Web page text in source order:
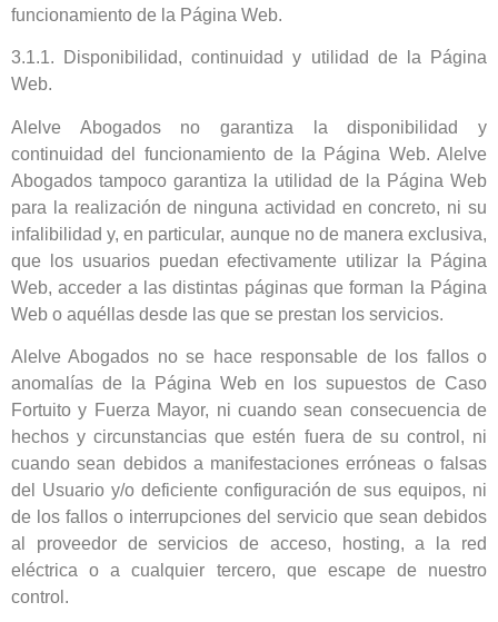
funcionamiento de la Página Web.
3.1.1. Disponibilidad, continuidad y utilidad de la Página
Web.
Alelve Abogados no garantiza la disponibilidad y
continuidad del funcionamiento de la Página Web. Alelve
Abogados tampoco garantiza la utilidad de la Página Web
para la realización de ninguna actividad en concreto, ni su
infalibilidad y, en particular, aunque no de manera exclusiva,
que los usuarios puedan efectivamente utilizar la Página
Web, acceder a las distintas páginas que forman la Página
Web o aquéllas desde las que se prestan los servicios.
Alelve Abogados no se hace responsable de los fallos o
anomalías de la Página Web en los supuestos de Caso
Fortuito y Fuerza Mayor, ni cuando sean consecuencia de
hechos y circunstancias que estén fuera de su control, ni
cuando sean debidos a manifestaciones erróneas o falsas
del Usuario y/o deficiente configuración de sus equipos, ni
de los fallos o interrupciones del servicio que sean debidos
al proveedor de servicios de acceso, hosting, a la red
eléctrica o a cualquier tercero, que escape de nuestro
control.